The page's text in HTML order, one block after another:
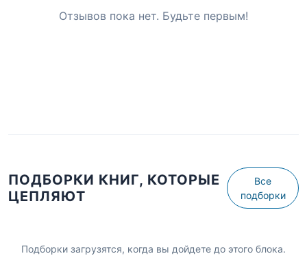
Отзывов пока нет. Будьте первым!
ПОДБОРКИ КНИГ, КОТОРЫЕ
ЦЕПЛЯЮТ
Все
подборки
Подборки загрузятся, когда вы дойдете до этого блока.